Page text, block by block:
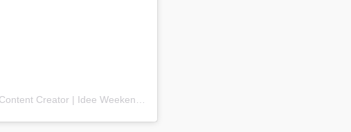
Un post condiviso da Melania Morelli ✈ Travel Content Creator | Idee Weekend (@whereyouwanderlust)